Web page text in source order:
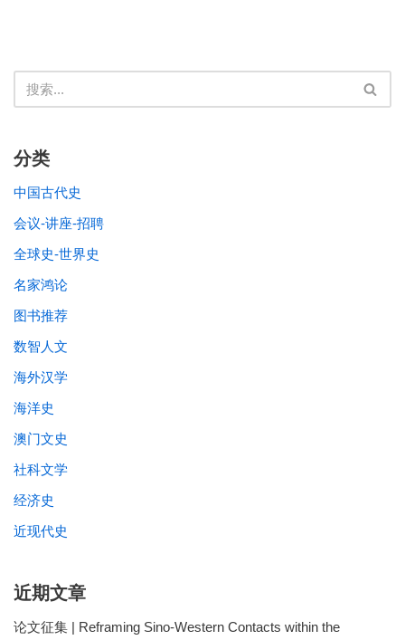
分类
中国古代史
会议-讲座-招聘
全球史-世界史
名家鸿论
图书推荐
数智人文
海外汉学
海洋史
澳门文史
社科文学
经济史
近现代史
近期文章
论文征集 | Reframing Sino-Western Contacts within the